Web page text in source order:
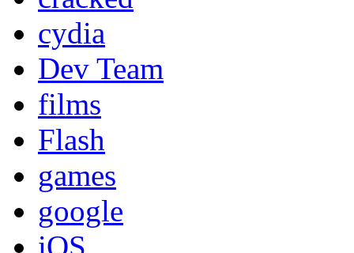
cydia
Dev Team
films
Flash
games
google
iOS